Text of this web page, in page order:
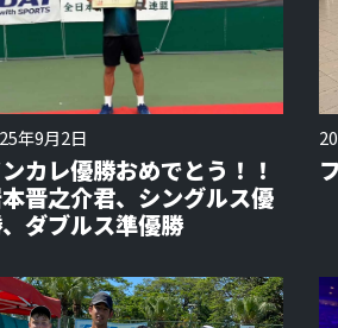
年9月2日
カレ優勝おめでとう！！
晋之介君、シングルス優
ダブルス準優勝